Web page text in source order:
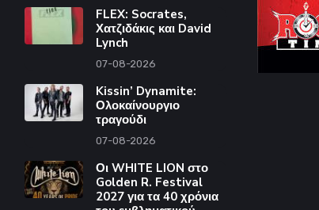
FLEX: Socrates,
Χατζιδάκις και David
Lynch
07-08-2026
Kissin’ Dynamite:
Ολοκαίνουργιο
τραγούδι
07-08-2026
Οι WHITE LION στο
Golden R. Festival
2027 για τα 40 χρόνια